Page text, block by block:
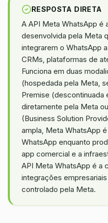
RESPOSTA DIRETA
A API Meta WhatsApp é
desenvolvida pela Meta
integrarem o WhatsApp
CRMs, plataformas de
Funciona em duas
(hospedada pela Meta,
Premise
diretamente pela Meta
(Business Solution
ampla, Meta WhatsApp
WhatsApp enquanto
app comercial e a
API Meta WhatsApp é a
integrações
controlado pela Meta.